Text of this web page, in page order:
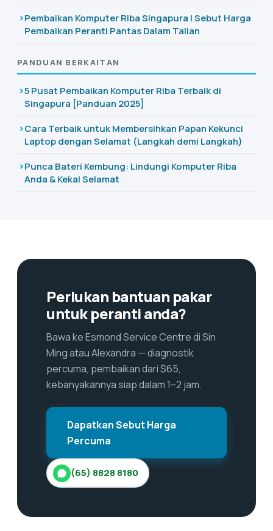
Pembaikan Komputer Riba Singapura | Sebut Harga
Pembaikan Peranti Pantas Dalam Talian
PANDUAN BERKAITAN
5 Pusat Pembaikan Komputer Riba Terbaik di
Singapura [Panduan 2025]
Cara Terbaik untuk Membersihkan Papan Kekunci
Laptop dengan Selamat (Langkah demi Langkah)
Punca Bateri Kembung: Lindungi Komputer Riba
Anda & Kekal Selamat
Perlukan bantuan pakar
untuk peranti anda?
Bawa ke Esmond Service Centre di Sin
Ming atau Alexandra — diagnostik
percuma, pembaikan dari $65,
kebanyakannya siap dalam 1–2 jam.
Dapatkan Sebut Harga
Percuma
(65) 8828 8180